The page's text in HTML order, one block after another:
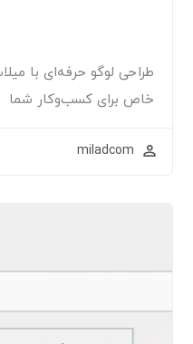
طراحی لوگو حرفه‌ای با
خاص برای کسب‌وکار شما
miladcom